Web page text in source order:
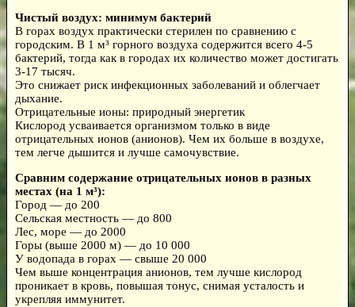
Чистый воздух: минимум бактерий
В горах воздух практически стерилен по сравнению с
городским. В 1 м³ горного воздуха содержится всего 4-5
бактерий, тогда как в городах их количество может достигать
3-17 тысяч.
Это снижает риск инфекционных заболеваний и облегчает
дыхание.
Отрицательные ионы: природный энергетик
Кислород усваивается организмом только в виде
отрицательных ионов (анионов). Чем их больше в воздухе,
тем легче дышится и лучше самочувствие.
Сравним содержание отрицательных ионов в разных
местах (на 1 м³):
Город — до 200
Сельская местность — до 800
Лес, море — до 2000
Горы (выше 2000 м) — до 10 000
У водопада в горах — свыше 20 000
Чем выше концентрация анионов, тем лучше кислород
проникает в кровь, повышая тонус, снимая усталость и
укрепляя иммунитет.